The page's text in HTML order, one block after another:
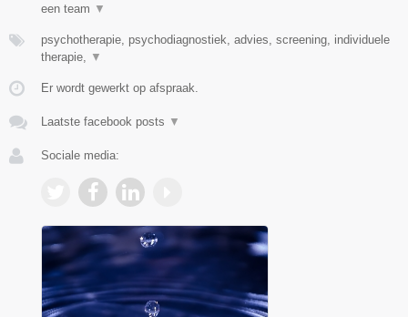
een team ▼
psychotherapie, psychodiagnostiek, advies, screening, individuele
therapie,
▼
Er wordt gewerkt op afspraak.
Laatste facebook posts ▼
Sociale media: